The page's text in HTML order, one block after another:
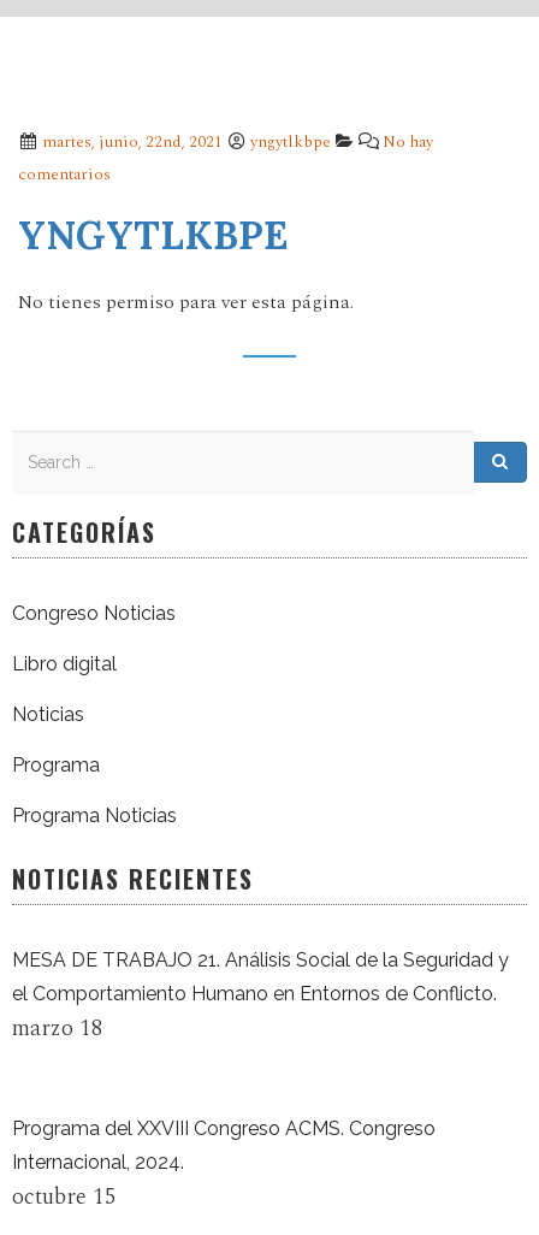
martes, junio, 22nd, 2021 yngytlkbpe
No hay
comentarios
YNGYTLKBPE
No tienes permiso para ver esta página.
CATEGORÍAS
Congreso Noticias
Libro digital
Noticias
Programa
Programa Noticias
NOTICIAS RECIENTES
MESA DE TRABAJO 21. Análisis Social de la Seguridad y
el Comportamiento Humano en Entornos de Conflicto.
marzo 18
Programa del XXVIII Congreso ACMS. Congreso
Internacional, 2024.
octubre 15